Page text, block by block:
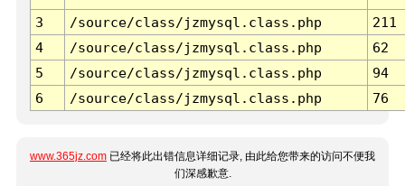
3 /source/class/jzmysql.class.php
211
4
/source/class/jzmysql.class.php
62
5
/source/class/jzmysql.class.php
94
6
/source/class/jzmysql.class.php 76
www.365jz.com 已经将此出错信息详细记录, 由此给您带来的访问不便我
们深感歉意.